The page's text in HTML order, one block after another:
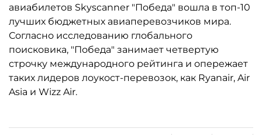
авиабилетов Skyscanner "Победа" вошла в топ-10
лучших бюджетных авиаперевозчиков мира.
Согласно исследованию глобального
поисковика, "Победа" занимает четвертую
строчку международного рейтинга и опережает
таких лидеров лоукост-перевозок, как Ryanair, Air
Asia и Wizz Air.